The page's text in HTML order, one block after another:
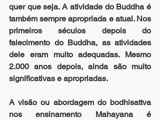
quer que seja. A atividade do Buddha é
também sempre apropriada e atual. Nos
primeiros séculos depois do
falecimento do Buddha, as atividades
dele eram muito adequadas. Mesmo
2.000 anos depois, ainda são muito
significativas e apropriadas.
A visão ou abordagem do bodhisattva
nos ensinamento Mahayana é